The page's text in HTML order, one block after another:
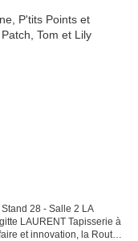
28 - Salle 2 LA
LAURENT Tapisserie à
et innovation, la Route